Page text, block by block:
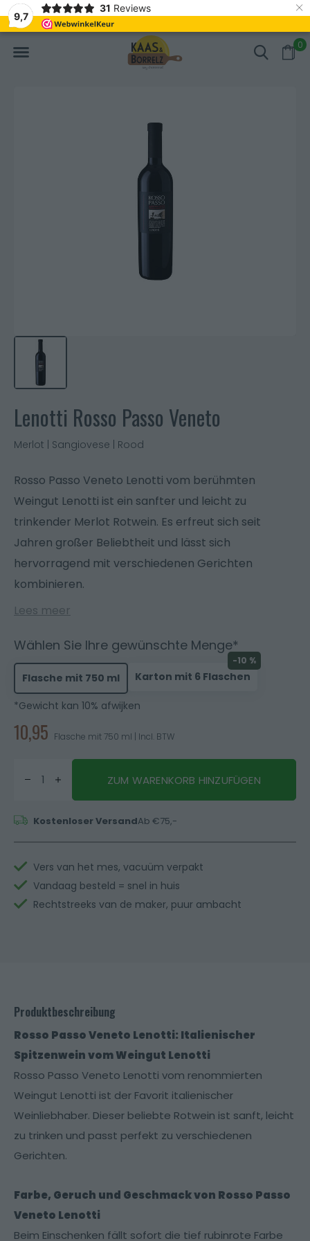
9,7
31 Reviews ×
0
Frisch geschnitten und vakuumverpackt. Meistens Lieferung
Lenotti Rosso Passo Veneto
Merlot | Sangiovese | Rood
Rosso Passo Veneto Lenotti vom berühmten
Weingut Lenotti ist ein sanfter und leicht zu
trinkender Merlot Rotwein. Es erfreut sich seit
Jahren großer Beliebtheit und lässt sich
hervorragend mit verschiedenen Gerichten
kombinieren.
Lees meer
Wählen Sie Ihre gewünschte Menge*
Flasche mit 750 ml
-10 %
Karton mit 6 Flaschen
*Gewicht kan 10% afwijken
10,95 Flasche mit 750 ml | Incl. BTW
ZUM WARENKORB HINZUFÜGEN
Kostenloser VersandAb €75,-
Vers van het mes, vacuüm verpakt
Vandaag besteld = snel in huis
Rechtstreeks van de maker, puur ambacht
Produktbeschreibung
Rosso Passo Veneto Lenotti: Italienischer
Spitzenwein vom Weingut Lenotti
Rosso Passo Veneto Lenotti vom renommierten
Weingut Lenotti ist der Favorit italienischer
Weinliebhaber. Dieser beliebte Rotwein ist sanft, leicht
zu trinken und passt perfekt zu verschiedenen
Gerichten.
Farbe, Geruch und Geschmack von Rosso Passo
Veneto Lenotti
Beim Einschenken fällt sofort die tief rubinrote Farbe